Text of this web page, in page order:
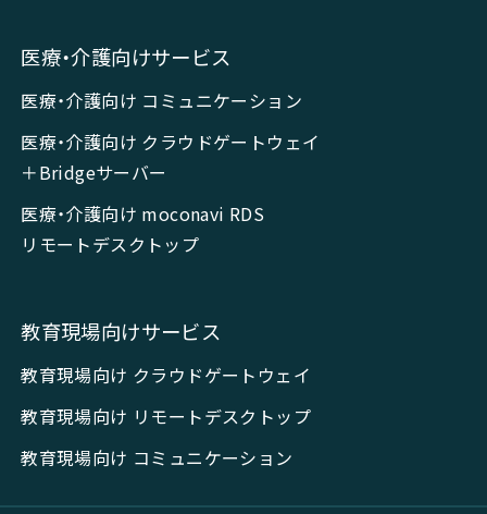
医療・介護向けサービス
医療・介護向け コミュニケーション
医療・介護向け クラウドゲートウェイ
＋Bridgeサーバー
医療・介護向け moconavi RDS
リモートデスクトップ
教育現場向けサービス
教育現場向け クラウドゲートウェイ
教育現場向け リモートデスクトップ
教育現場向け コミュニケーション